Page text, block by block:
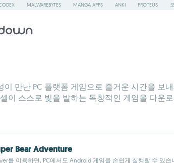
MALWAREBYTES MANGA APPS ANKI PROTEUS
이 만난 PC 플랫폼 게임으로 즐거운 시간을 보
이 스스로 빛을 발하는 독창적인 게임을 다운
Bear Adventure
를 이용하면, PC에서도 Android 게임을 손쉽게 실행할 수 있습